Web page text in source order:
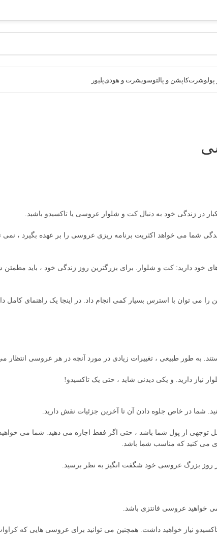
کاپشن و پالتوسویشرت و هودیپلیور
در زندگی خود به دنبال کت و شلوار عروسی یا تاکسیدو باشید.
شما می خواهد اکثریت برنامه ریزی عروسی را بر عهده بگیرد ، نمی
خود دارید: کت و شلوار. برای بزرگترین روز زندگی خود ، باید مطمئن
می توان با استرس بسیار کمی انجام داد. در اینجا یک راهنمای کامل
به طور طبیعی ، تغییرات زیادی در مورد آنچه در هر عروسی انتظار
نیاز دارید. و یکی دیدنی شاید ، حتی یک تاکسیدو!
شما در خاص جلوه دادن آن تا آخرین جزئیات نقش دارید.
توجهی از پول شما باشد ، حتی اگر فقط اجاره می دهید. شما می
می کنید که مناسب شما باشد.
روز بزرگ عروسی خود شگفت انگیز به نظر برسید.
خواهید عروسی فانتزی باشد.
تاکسیدو نیاز خواهید داشت. همچنین می توانید برای عروسی هایی که